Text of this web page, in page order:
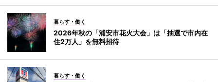
暮らす・働く
2026年秋の「浦安市花火大会」は「抽選で市内在
住2万人」を無料招待
暮らす・働く